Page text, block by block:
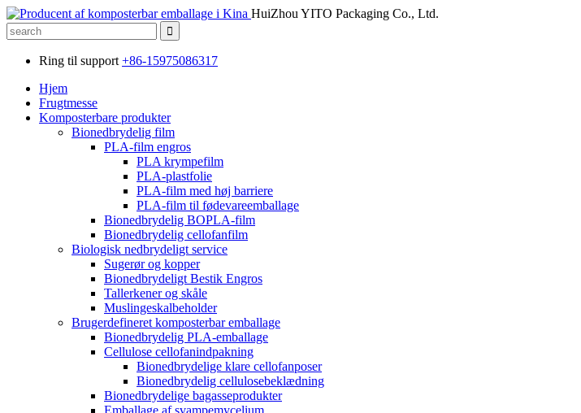
HuiZhou YITO Packaging Co., Ltd.
Ring til support +86-15975086317
Hjem
Frugtmesse
Komposterbare produkter
Bionedbrydelig film
PLA-film engros
PLA krympefilm
PLA-plastfolie
PLA-film med høj barriere
PLA-film til fødevareemballage
Bionedbrydelig BOPLA-film
Bionedbrydelig cellofanfilm
Biologisk nedbrydeligt service
Sugerør og kopper
Bionedbrydeligt Bestik Engros
Tallerkener og skåle
Muslingeskalbeholder
Brugerdefineret komposterbar emballage
Bionedbrydelig PLA-emballage
Cellulose cellofanindpakning
Bionedbrydelige klare cellofanposer
Bionedbrydelig cellulosebeklædning
Bionedbrydelige bagasseprodukter
Emballage af svampemycelium